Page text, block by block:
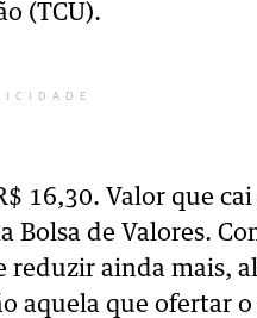
(TCU).
16,30. Valor que cai
de Valores.
reduzir ainda mais,
aquela que ofertar